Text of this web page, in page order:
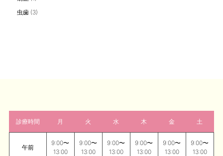
虫歯 (3)
診療時間 月 火 水 木 金 土
午前
9:00〜
13:00
9:00〜
13:00
9:00〜
13:00
9:00〜
13:00
9:00〜
13:00
9:00〜
13:00